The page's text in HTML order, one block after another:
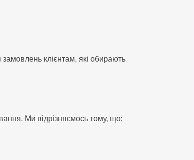
клієнтам, які обирають
Ми відрізняємось тому, що: